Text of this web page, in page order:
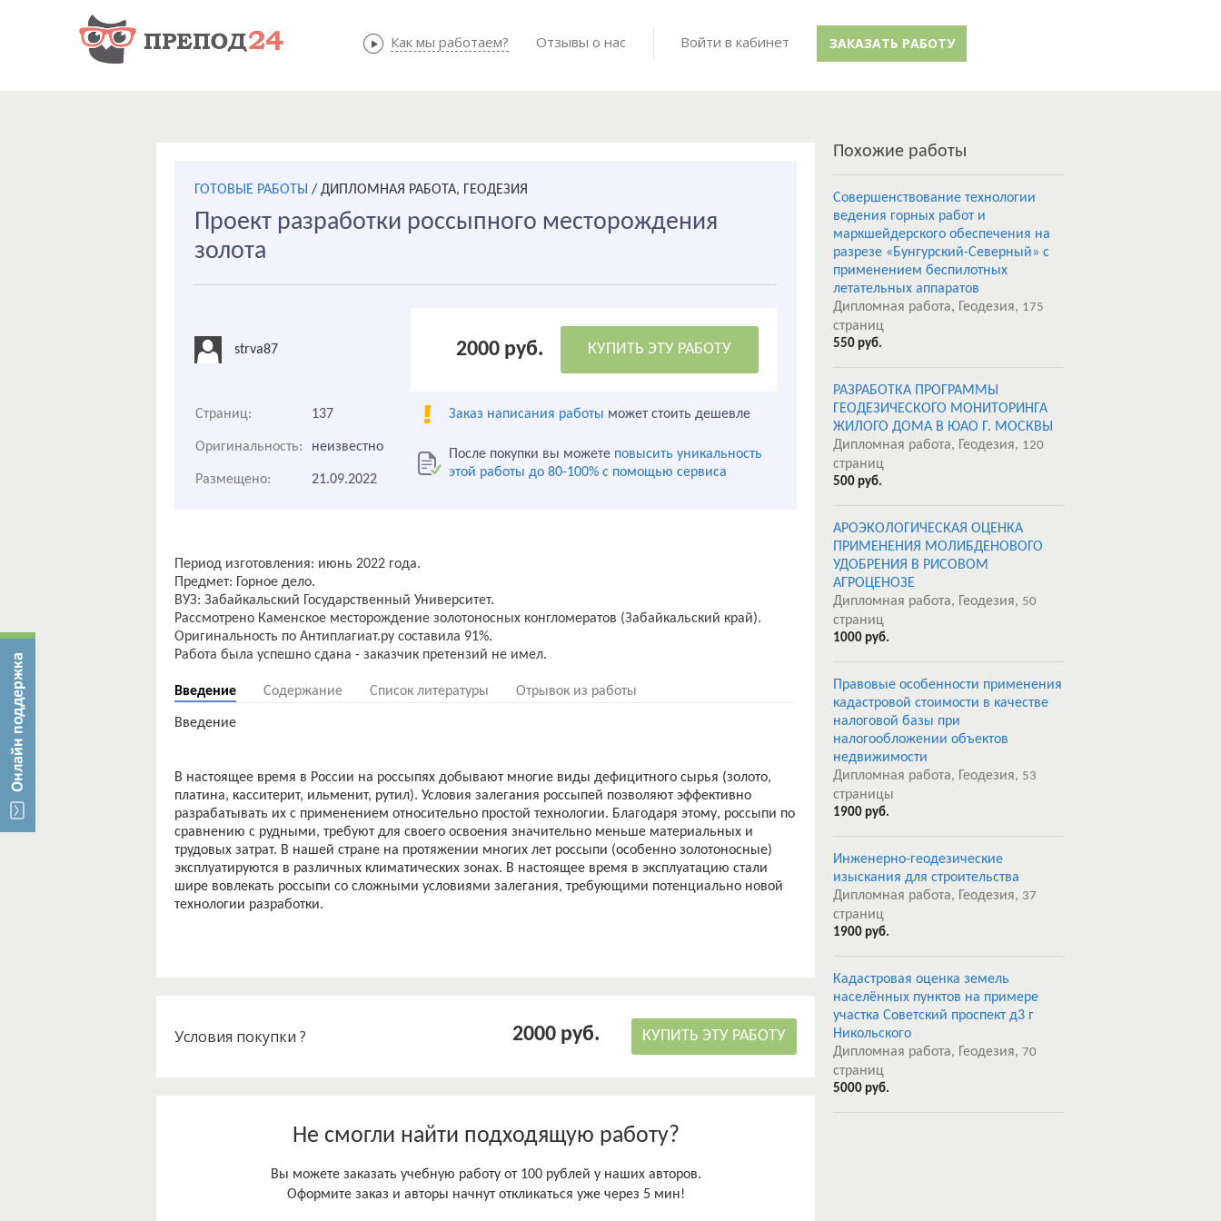
Как мы работаем? Готовые работы
Как мы работаем? Отзывы о нас Войти в кабинет ЗАКАЗАТЬ РАБОТУ
ГОТОВЫЕ РАБОТЫ / ДИПЛОМНАЯ РАБОТА, ГЕОДЕЗИЯ
Проект разработки россыпного месторождения
золота
strva87 2000 руб. КУПИТЬ ЭТУ РАБОТУ
Страниц: 137 Заказ написания работы может стоить дешевле
Оригинальность: неизвестно После покупки вы можете повысить уникальность
этой работы до 80-100% с помощью сервиса
Размещено: 21.09.2022
Период изготовления: июнь 2022 года.
Предмет: Горное дело.
ВУЗ: Забайкальский Государственный Университет.
Рассмотрено Каменское месторождение золотоносных конгломератов (Забайкальский край).
Оригинальность по Антиплагиат.ру составила 91%.
Введение Содержание Список литературы Отрывок из работы
Введение
В настоящее время в России на россыпях добывают многие виды дефицитного сырья (золото,
платина, касситерит, ильменит, рутил). Условия залегания россыпей позволяют эффективно
разрабатывать их с применением относительно простой технологии. Благодаря этому, россыпи по
сравнению с рудными, требуют для своего освоения значительно меньше материальных и
трудовых затрат. В нашей стране на протяжении многих лет россыпи (особенно золотоносные)
эксплуатируются в различных климатических зонах. В настоящее время в эксплуатацию стали
шире вовлекать россыпи со сложными условиями залегания, требующими потенциально новой
Условия покупки ? 2000 руб. КУПИТЬ ЭТУ РАБОТУ
Не смогли найти подходящую работу?
Вы можете заказать учебную работу от 100 рублей у наших авторов.
Оформите заказ и авторы начнут откликаться уже через 5 мин!
Похожие работы
Совершенствование технологии
ведения горных работ и
маркшейдерского обеспечения на
разрезе «Бунгурский-Северный» с
применением беспилотных
летательных аппаратов
Дипломная работа, Геодезия, 175
страниц
550 руб.
РАЗРАБОТКА ПРОГРАММЫ
ГЕОДЕЗИЧЕСКОГО МОНИТОРИНГА
ЖИЛОГО ДОМА В ЮАО Г. МОСКВЫ
Дипломная работа, Геодезия, 120
страниц
500 руб.
АРОЭКОЛОГИЧЕСКАЯ ОЦЕНКА
ПРИМЕНЕНИЯ МОЛИБДЕНОВОГО
УДОБРЕНИЯ В РИСОВОМ
АГРОЦЕНОЗЕ
Дипломная работа, Геодезия, 50
страниц
1000 руб.
Правовые особенности применения
кадастровой стоимости в качестве
налоговой базы при
налогообложении объектов
недвижимости
Дипломная работа, Геодезия, 53
страницы
1900 руб.
Инженерно-геодезические
изыскания для строительства
Дипломная работа, Геодезия, 37
страниц
1900 руб.
Кадастровая оценка земель
населённых пунктов на примере
участка Советский проспект д3 г
Никольского
Дипломная работа, Геодезия, 70
страниц
5000 руб.